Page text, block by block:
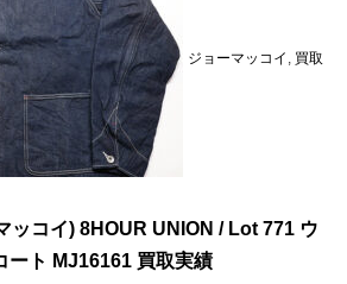
ジョーマッコイ 買取
ッコイ) 8HOUR UNION / Lot 771 ウ
ート MJ16161 買取実績